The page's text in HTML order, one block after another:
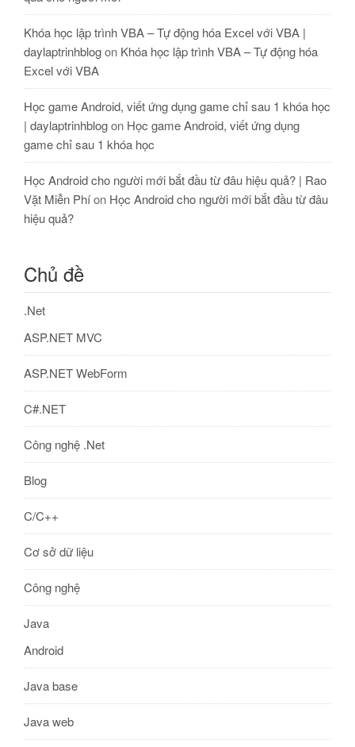
Khóa học lập trình VBA – Tự động hóa Excel với VBA |
daylaptrinhblogon Khóa học lập trình VBA – Tự động hóa
Excel với VBA
Học game Android, viết ứng dụng game chỉ sau 1 khóa học
| daylaptrinhblogon Học game Android, viết ứng dụng
game chỉ sau 1 khóa học
Học Android cho người mới bắt đầu từ đâu hiệu quả? | Rao
Vặt Miễn Phíon Học Android cho người mới bắt đầu từ đâu
hiệu quả?
Chủ đề
.Net
ASP.NET MVC
ASP.NET WebForm
C#.NET
Công nghệ .Net
Blog
C/C++
Cơ sở dữ liệu
Công nghệ
Java
Android
Java base
Java web